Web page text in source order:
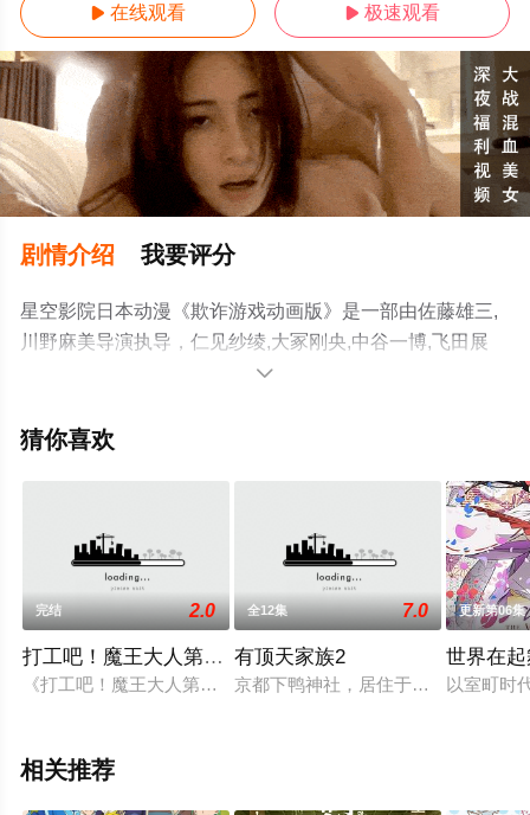
 在线观看  极速观看
剧情介绍 我要评分
星空影院日本动漫《欺诈游戏动画版》是一部由佐藤雄三,
川野麻美导演执导，仁见纱绫,大冢刚央,中谷一博,飞田展
男,上田燿司等演员精彩演绎的日本动漫，免费观看高清未
步至豆瓣动漫、电视猫或剧情网等平台了解。

猜你喜欢
完结 2.0
打工吧！魔王大人第二季 Part 2
《打工吧！魔王大人第二季》续篇制作决定，2023年放送
全12集 7.0
有顶天家族2
京都下鸭神社，居住于纠之森的下鸭
更新第06集
世界在
以室町时
相关推荐